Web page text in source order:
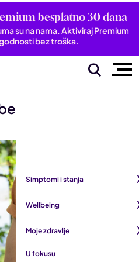
besplatno 30 dana
su na nama. Aktiviraj Premium
bez troška.
Simptomi i stanja
Bubrezi i mokraćni sustav
Dišni sustav
Wellbeing
Moje zdravlje
Pogledaj sve iz kategorije
U fokusu